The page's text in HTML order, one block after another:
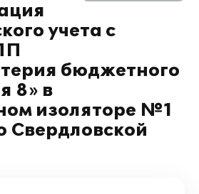
учета с
бюджетного
8» в
изоляторе №1